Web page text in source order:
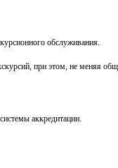
обслуживания.
при этом, не меняя
аккредитации.